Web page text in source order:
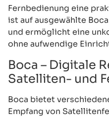
Fernbedienung eine
ist auf ausgewählte
und ermöglicht eine
ohne aufwendige
Boca – Digitale
Satelliten- und
Boca bietet
Empfang von